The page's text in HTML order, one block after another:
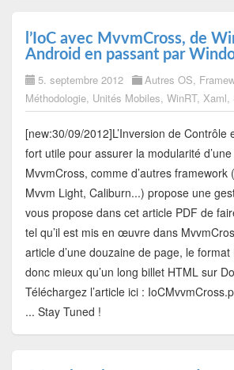
l’IoC avec MvvmCross, de
Android en passant par
5. septembre 2012 Autres OS,
Méthodologie, Unités Mobiles, WinRT, Xaml,
[new:30/09/2012]L’Inversion de Contrôle
fort utile pour assurer la modularité
MvvmCross, comme d’autres framework
Mvvm Light, Caliburn...) propose une
vous propose dans cet article PDF de
tel qu’il est mis en œuvre dans
article d’une douzaine de page, le
donc mieux qu’un long billet HTML sur
Téléchargez l’article ici :
... Stay Tuned !